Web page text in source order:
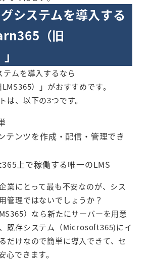
システムを導入する
（旧
」
テムを導入するなら
）
」がおすすめです。
は、以下の3つです。
テンツを作成・配信・管理でき
上で稼働する唯一のLMS
業にとって最も不安なのが、シス
管理ではないでしょうか？
） なら新たにサーバーを用意
既存システム（Microsoft365)にイ
だけなので簡単に導入できて、セ
心できます。